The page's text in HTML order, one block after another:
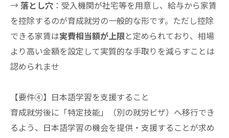
→ 落とし穴 ：受入機関が社宅等を用意し、給与から家賃
を控除するのが育成就労の一般的な形です。ただし控除
できる家賃は実費相当額が上限と定められており、相場
より高い金額を設定して実質的な手取りを減らすことは
認められませ
【要件④】日本語学習を支援すること
育成就労後に「特定技能」（別の就労ビザ）へ移行でき
るよう、日本語学習の機会を提供・支援することが求め